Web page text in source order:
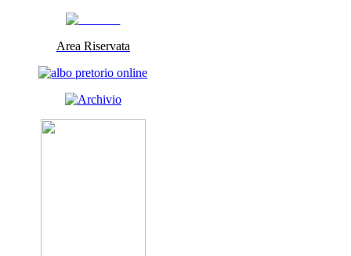
Area Riservata